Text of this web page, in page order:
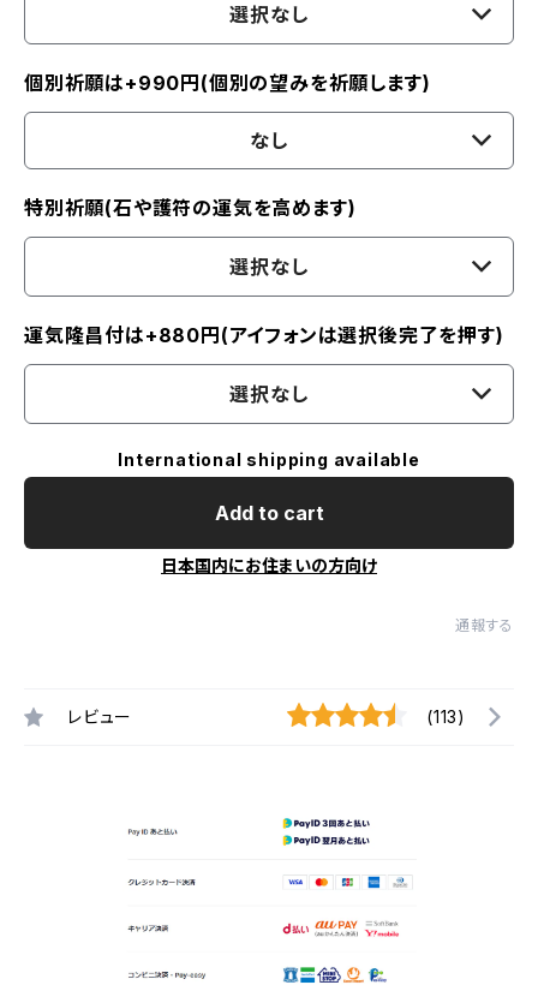
選択なし
個別祈願は+990円(個別の望みを祈願します)
なし
特別祈願(石や護符の運気を高めます)
選択なし
運気隆昌付は+880円(アイフォンは選択後完了を押す)
選択なし
International shipping available
Add to cart
日本国内にお住まいの方向け
通報する
レビュー (113)